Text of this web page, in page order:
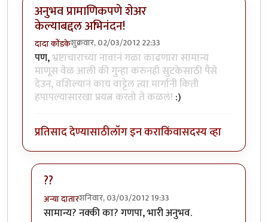
अनुभव प्रामाणिकपणे शेअर
केल्याबद्दल अभिनंदन!
दादा कोंडकेशुक्रवार, 02/03/2012 22:33
पण,भ्रष्टाचाराच्या नावानं गळा काढणारा सामान्य
माणूस वेळ आली की गुन्हा करुनही सुटकेसाठी पैसे
देउन, वशिल्यानं काय वाट्टेल त्या मार्गानी किती
हपापल्यासारखा प्रयत्न करतो ते कळलं! :)
प्रतिसाद देण्यासाठीलॉग इन कराकिंवासदस्य व्हा
??
अन्या दातारशनिवार, 03/03/2012 19:33
In reply toअनुभव प्रामाणिकपणे शेअर केल्याबद्दल अभिनंदन!
सामान्य? नक्की का? गणपा, भारी अनुभव.